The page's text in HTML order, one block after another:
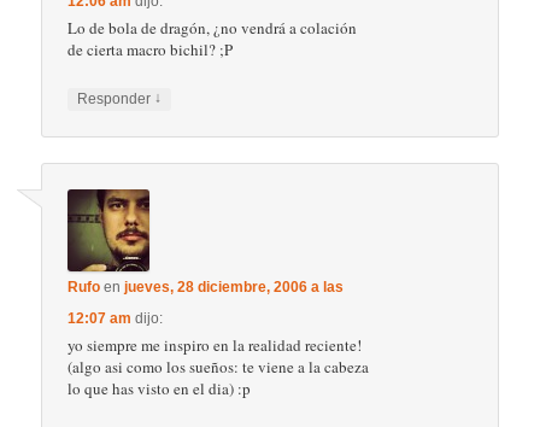
Lo de bola de dragón, ¿no vendrá a colación
de cierta macro bichil? ;P
Responder ↓
Rufo enjueves, 28 diciembre, 2006 a las
12:07 am dijo:
yo siempre me inspiro en la realidad reciente!
(algo asi como los sueños: te viene a la cabeza
lo que has visto en el dia) :p